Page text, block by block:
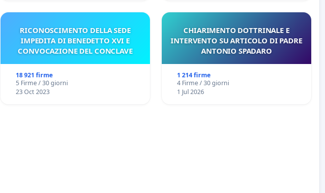
RICONOSCIMENTO DELLA SEDE
IMPEDITA DI BENEDETTO XVI E
CONVOCAZIONE DEL CONCLAVE
18 921 firme
5 Firme / 30 giorni
23 Oct 2023
CHIARIMENTO DOTTRINALE E
INTERVENTO SU ARTICOLO DI PADRE
ANTONIO SPADARO
1 214 firme
4 Firme / 30 giorni
1 Jul 2026